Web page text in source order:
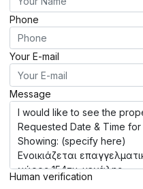
Phone
Your E-mail
Message
Human verification